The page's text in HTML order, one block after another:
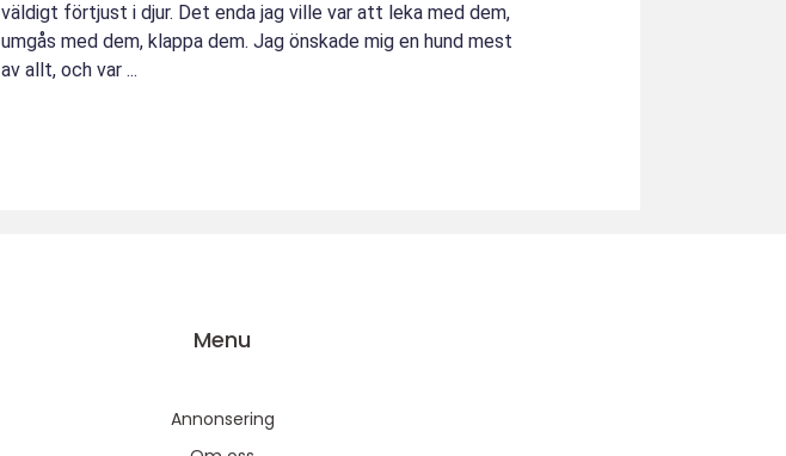
väldigt förtjust i djur. Det enda jag ville var att leka med dem,
umgås med dem, klappa dem. Jag önskade mig en hund mest
av allt, och var ...
Menu
Annonsering